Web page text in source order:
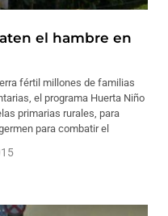
el hambre en
fértil millones de familias
el programa Huerta Niño
primarias rurales, para
para combatir el